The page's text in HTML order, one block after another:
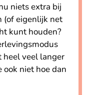
niets extra bij
(of eigenlijk net
kunt houden?
heel veel langer
niet hoe dan